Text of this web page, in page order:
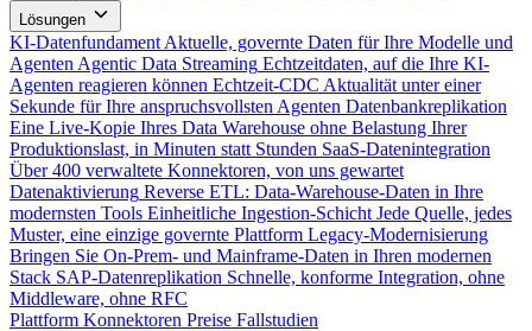
Lösungen
KI-Datenfundament Aktuelle, governte Daten für Ihre Modelle und
Agenten Agentic Data Streaming Echtzeitdaten, auf die Ihre KI-
Agenten reagieren können Echtzeit-CDC Aktualität unter einer
Sekunde für Ihre anspruchsvollsten Agenten Datenbankreplikation
Eine Live-Kopie Ihres Data Warehouse ohne Belastung Ihrer
Produktionslast, in Minuten statt Stunden SaaS-Datenintegration
Über 400 verwaltete Konnektoren, von uns gewartet
Datenaktivierung Reverse ETL: Data-Warehouse-Daten in Ihre
modernsten Tools Einheitliche Ingestion-Schicht Jede Quelle, jedes
Muster, eine einzige governte Plattform Legacy-Modernisierung
Bringen Sie On-Prem- und Mainframe-Daten in Ihren modernen
Stack SAP-Datenreplikation Schnelle, konforme Integration, ohne
Middleware, ohne RFC
Plattform Konnektoren Preise Fallstudien